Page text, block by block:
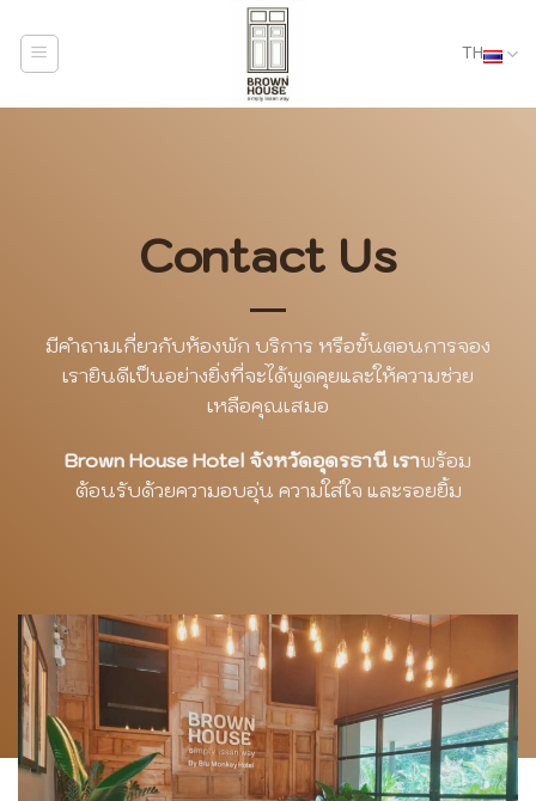
เนื้อหา
TH
Contact Us
มีคำถามเกี่ยวกับห้องพัก บริการ หรือขั้นตอนการจอง
เรายินดีเป็นอย่างยิ่งที่จะได้พูดคุยและให้ความช่วย
เหลือคุณเสมอ
Brown House Hotel จังหวัดอุดรธานี เราพร้อม
ต้อนรับด้วยความอบอุ่น ความใส่ใจ และรอยยิ้ม